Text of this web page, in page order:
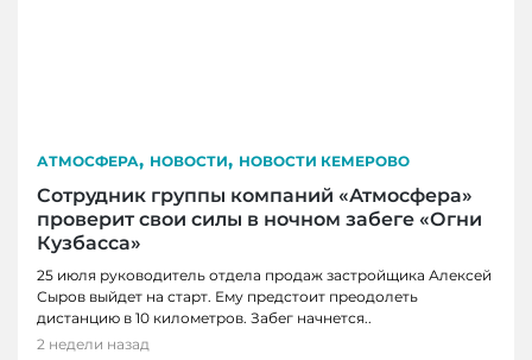
АТМОСФЕРА, НОВОСТИ, НОВОСТИ КЕМЕРОВО
Сотрудник группы компаний «Атмосфера»
проверит свои силы в ночном забеге «Огни
Кузбасса»
25 июля руководитель отдела продаж застройщика Алексей
Сыров выйдет на старт. Ему предстоит преодолеть
дистанцию в 10 километров. Забег начнется..
2 недели назад